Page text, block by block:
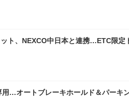
ト、NEXCO中日本と連携…ETC限定
用…オートブレーキホールド＆パーキ